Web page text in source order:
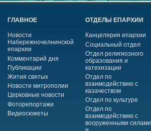
ГЛАВНОЕ
Новости
Набережночелнинской
епархии
Комментарий дня
Публикации
Жития святых
Новости митрополии
Церковные новости
Фоторепортажи
Видеосюжеты
ОТДЕЛЫ ЕПАРХИИ
Канцелярия епархии
Социальный отдел
Отдел религиозного
образования и
катехизации
Отдел по
взаимодействию с
казачеством
Отдел по культуре
Отдел по
взаимодействию с
вооруженными силами